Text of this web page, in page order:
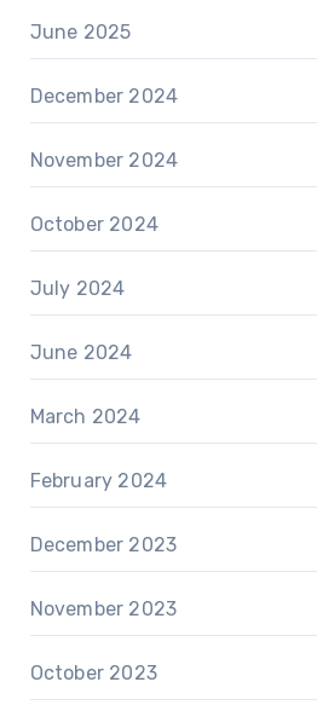
June 2025
December 2024
November 2024
October 2024
July 2024
June 2024
March 2024
February 2024
December 2023
November 2023
October 2023